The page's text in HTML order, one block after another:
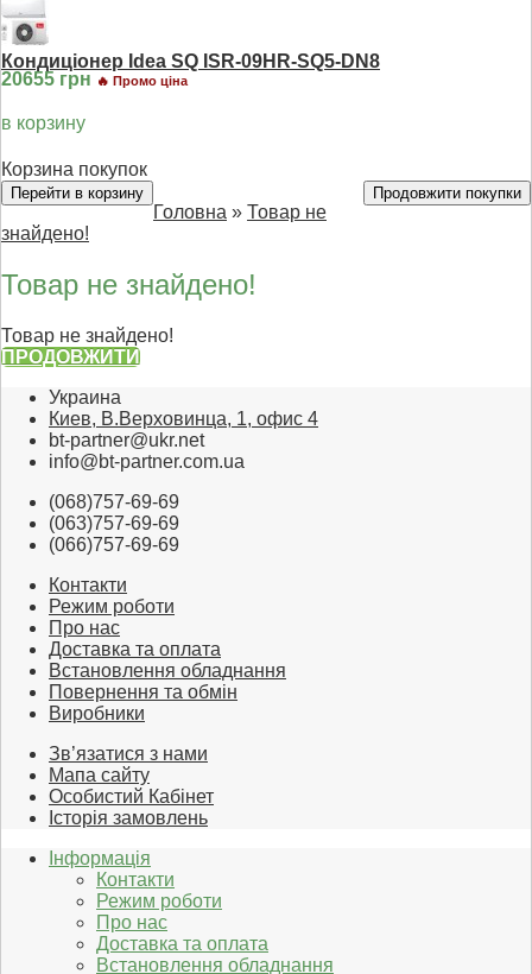
Кондиціонер Idea SQ ISR-09HR-SQ5-DN8
20655 грн 🔥 Промо ціна
в корзину
Корзина покупок
Перейти в корзину Продовжити покупки
Головна » Товар не
знайдено!
Товар не знайдено!
Товар не знайдено!
ПРОДОВЖИТИ
Украина
Киев, В.Верховинца, 1, офис 4
bt-partner@ukr.net
info@bt-partner.com.ua
(068)757-69-69
(063)757-69-69
(066)757-69-69
Контакти
Режим роботи
Про нас
Доставка та оплата
Встановлення обладнання
Повернення та обмін
Виробники
Зв’язатися з нами
Мапа сайту
Особистий Кабінет
Історія замовлень
Інформація
Контакти
Режим роботи
Про нас
Доставка та оплата
Встановлення обладнання